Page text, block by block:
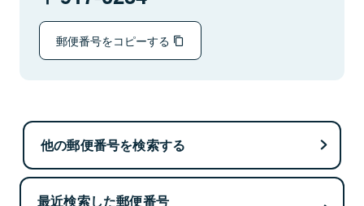
郵便番号をコピーする
他の郵便番号を検索する
最近検索した郵便番号